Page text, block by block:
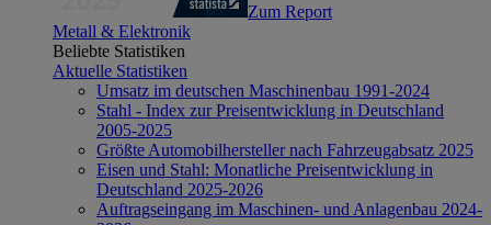
Zum Report
Metall & Elektronik
Beliebte Statistiken
Aktuelle Statistiken
Umsatz im deutschen Maschinenbau 1991-2024
Stahl - Index zur Preisentwicklung in Deutschland
2005-2025
Größte Automobilhersteller nach Fahrzeugabsatz 2025
Eisen und Stahl: Monatliche Preisentwicklung in
Deutschland 2025-2026
Auftragseingang im Maschinen- und Anlagenbau 2024-